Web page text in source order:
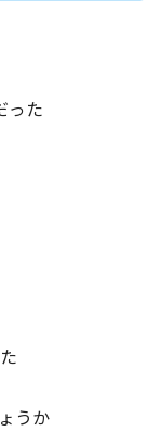
った
うか